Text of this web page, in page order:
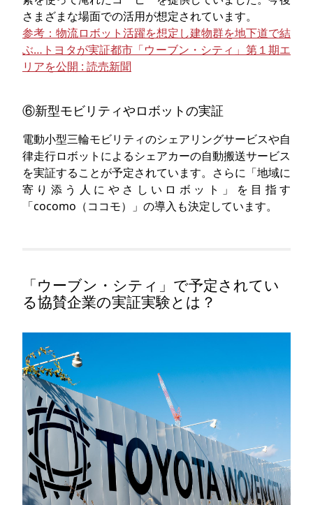
さまざまな場面での活用が想定されています。
参考：物流ロボット活躍を想定し建物群を地下道で結
ぶ…トヨタが実証都市「ウーブン・シティ」第１期エ
リアを公開 : 読売新聞
⑥新型モビリティやロボットの実証
電動小型三輪モビリティのシェアリングサービスや自
律走行ロボットによるシェアカーの自動搬送サービス
を実証することが予定されています。さらに「地域に
寄り添う人にやさしいロボット」を目指す
「cocomo（ココモ）」の導入も決定しています。
「ウーブン・シティ」で予定されてい
る協賛企業の実証実験とは？